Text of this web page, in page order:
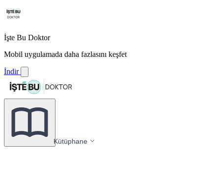
İşte Bu Doktor
Mobil uygulamada daha fazlasını keşfet
İndir
Kütüphane